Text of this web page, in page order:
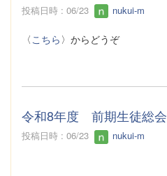
投稿日時 : 06/23 nukui-m
〈こちら 〉からどうぞ
令和8年度 前期生徒総会
投稿日時 : 06/23 nukui-m